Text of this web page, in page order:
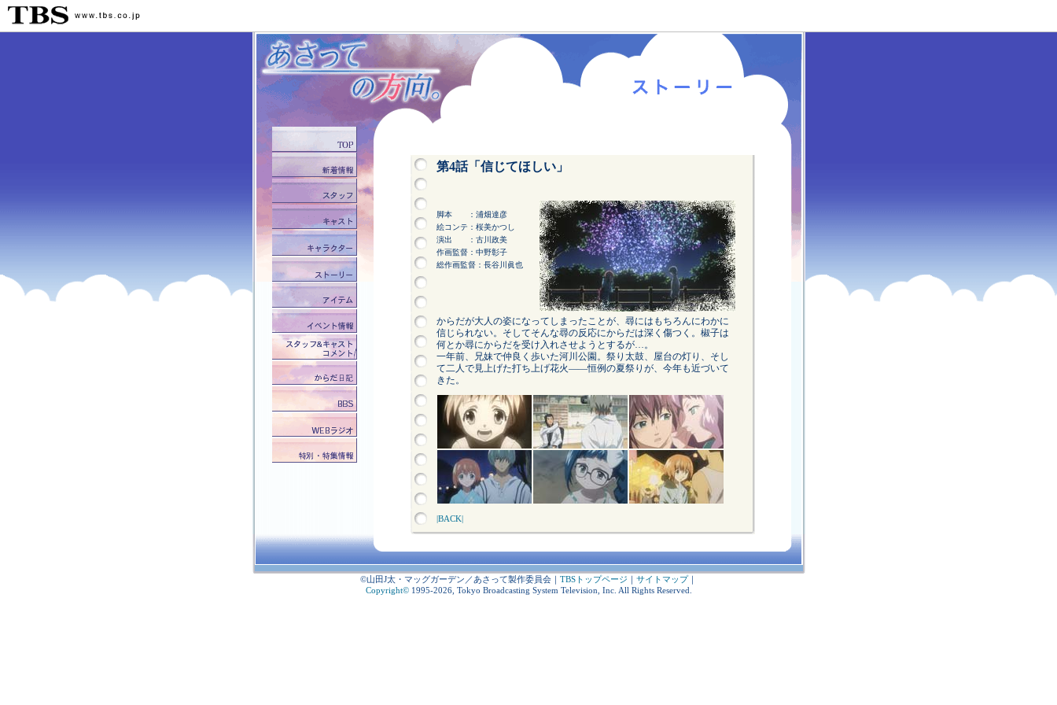
第4話「信じてほしい」
脚本 ：浦畑達彦
絵コンテ：桜美かつし
演出 ：古川政美
作画監督：中野彰子
総作画監督：長谷川眞也
からだが大人の姿になってしまったことが、尋にはもちろんにわかに
信じられない。そしてそんな尋の反応にからだは深く傷つく。椒子は
何とか尋にからだを受け入れさせようとするが…。
一年前、兄妹で仲良く歩いた河川公園。祭り太鼓、屋台の灯り、そし
て二人で見上げた打ち上げ花火――恒例の夏祭りが、今年も近づいて
きた。
|BACK|
©山田J太・マッグガーデン／あさって製作委員会 ｜ TBSトップページ ｜ サイトマップ｜
Copyright© 1995-2026, Tokyo Broadcasting System Television, Inc. All Rights Reserved.